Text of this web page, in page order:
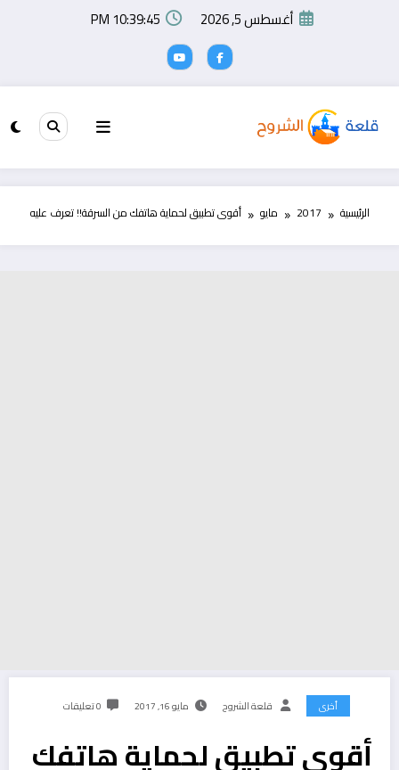
أغسطس 5, 2026 10:39:45 PM
الرئيسية 2017 مايو أقوى تطبيق لحماية هاتفك من السرقة!! تعرف عليه
أخرى قلعة الشروح مايو 16, 2017 0 تعليقات
أقوى تطبيق لحماية هاتفك